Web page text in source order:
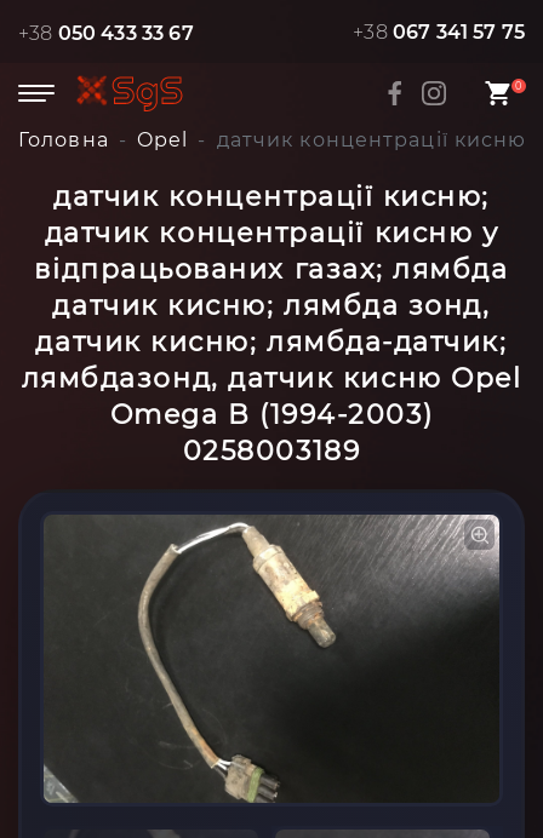
+38 050 433 33 67 +38 067 341 57 75
0
Головна Opel датчик концентрації
датчик концентрації кисню;
датчик концентрації кисню у
відпрацьованих газах; лямбда
датчик кисню; лямбда зонд,
датчик кисню; лямбда-датчик;
лямбдазонд, датчик кисню Opel
Omega B (1994-2003)
0258003189